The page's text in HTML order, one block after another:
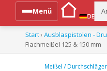
Menü
DE
Alle Produkte
Start› Ausblaspistolen -
Flachmeißel 125 & 150 mm
Meißel /